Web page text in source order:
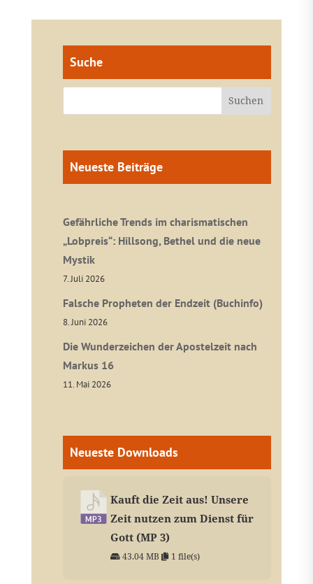
Suche
Neueste Beiträge
Gefährliche Trends im charismatischen
„Lobpreis“: Hillsong, Bethel und die neue
Mystik
7. Juli 2026
Falsche Propheten der Endzeit (Buchinfo)
8. Juni 2026
Die Wunderzeichen der Apostelzeit nach
Markus 16
11. Mai 2026
Neueste Downloads
Kauft die Zeit aus! Unsere
Zeit nutzen zum Dienst für
Gott (MP 3)
43.04 MB 1 file(s)